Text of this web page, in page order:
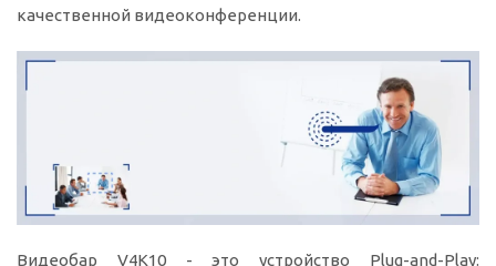
качественной видеоконференции.
Видеобар V4K10 - это устройство Plug-and-Play: